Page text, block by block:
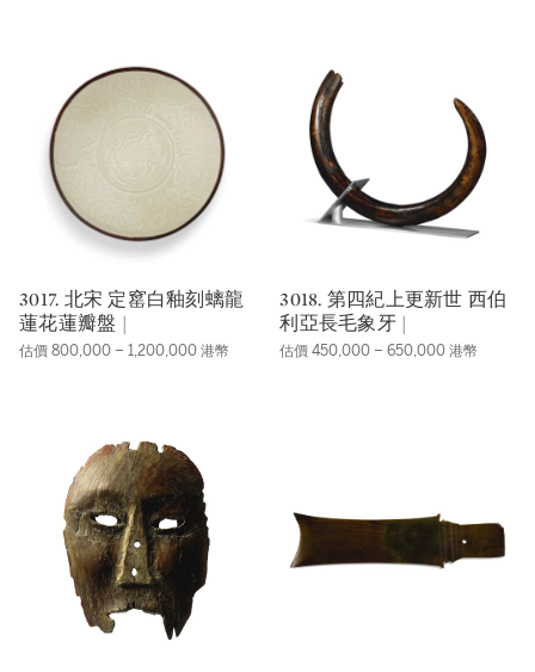
3017. 北宋 定窰白釉刻螭龍
蓮花蓮瓣盤 |
估價 800,000 – 1,200,000 港幣
3018. 第四紀上更新世 西伯
利亞長毛象牙 |
估價 450,000 – 650,000 港幣